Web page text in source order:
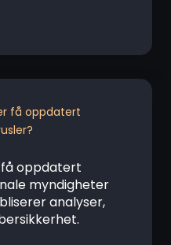
få oppdatert
oppdatert
myndigheter
analyser,